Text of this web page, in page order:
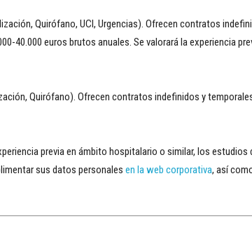
Quirófano, UCI, Urgencias). Ofrecen contratos
40.000 euros brutos anuales. Se valorará la experiencia
Quirófano). Ofrecen contratos indefinidos y
previa en ámbito hospitalario o similar, los
sus datos personales en la web corporativa, así